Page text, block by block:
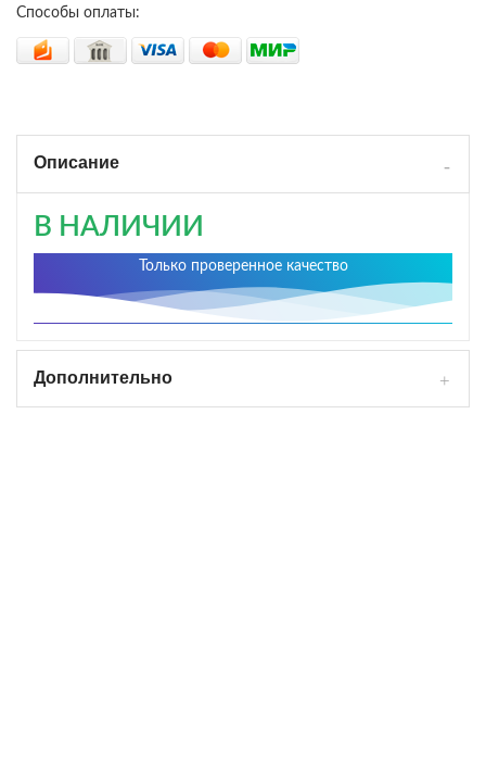
Способы оплаты:
Описание
В НАЛИЧИИ
Только проверенное качество
Дополнительно